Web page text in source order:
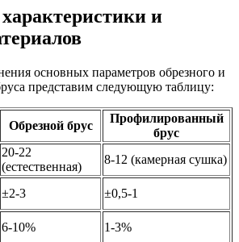
и
основных параметров обрезного и
представим следующую таблицу:
Обрезной брус
Профилированный
брус
20-22
(естественная)
8-12 (камерная сушка)
±2-3
±0,5-1
6-10%
1-3%